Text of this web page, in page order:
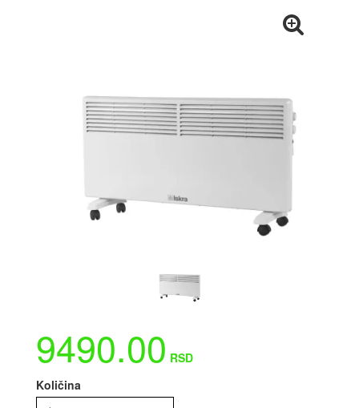
9490.00 RSD
Količina